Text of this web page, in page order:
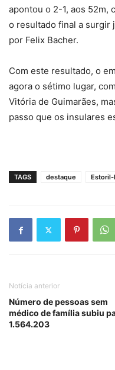
apontou o 2-1, aos 52m,
o resultado final a surgir
por Felix Bacher.
Com este resultado, o
agora o sétimo lugar,
Vitória de Guimarães,
passo que os insulares
TAGS destaque Estoril-
Notícia anterior
Número de pessoas sem
médico de família subiu
1.564.203